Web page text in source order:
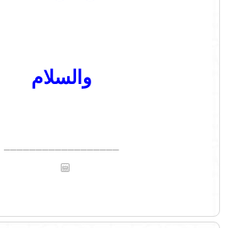
والسلام
__________________